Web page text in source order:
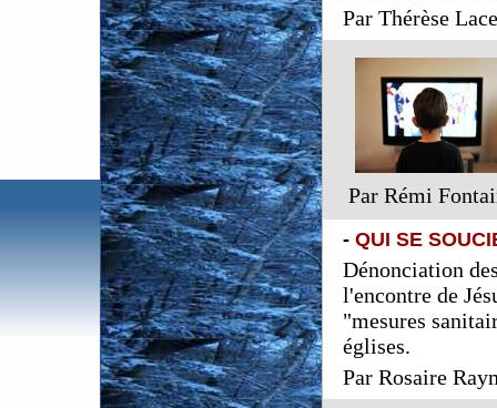
Par Thérèse
Par Rémi
- QUI SE
Dénonciation
l'encontre de
"mesures
églises.
Par Rosaire